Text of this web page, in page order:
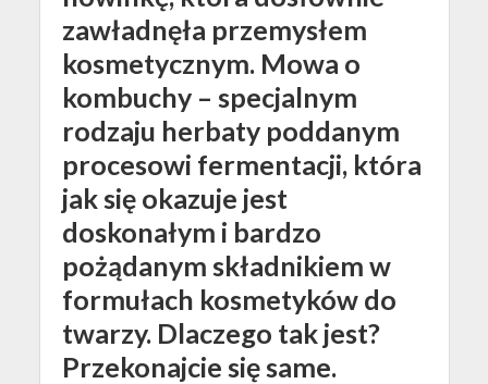
zawładnęła przemysłem
kosmetycznym. Mowa o
kombuchy – specjalnym
rodzaju herbaty poddanym
procesowi fermentacji, która
jak się okazuje jest
doskonałym i bardzo
pożądanym składnikiem w
formułach kosmetyków do
twarzy. Dlaczego tak jest?
Przekonajcie się same.